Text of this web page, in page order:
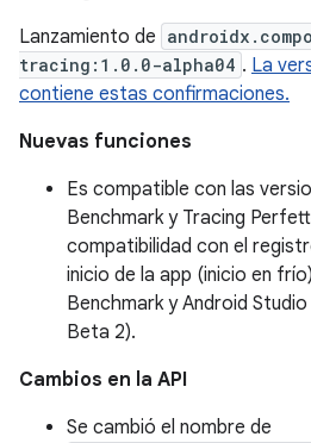
Lanzamiento de
tracing:1.0.0-alpha04 . La
contiene estas confirmaciones.
Nuevas funciones
Es compatible con las
Benchmark y Tracing
compatibilidad con el
inicio de la app (inicio en
Benchmark y Android
Beta 2).
Cambios en la API
Se cambió el nombre de